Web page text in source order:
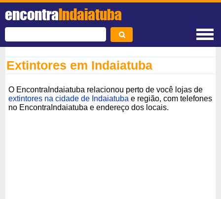
encontraIndaiatuba
Extintores em Indaiatuba
O EncontraIndaiatuba relacionou perto de você lojas de
extintores na cidade de Indaiatuba e região, com telefones
no EncontraIndaiatuba e endereço dos locais.